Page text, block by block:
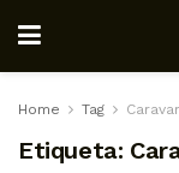
Home Tag
Etiqueta: